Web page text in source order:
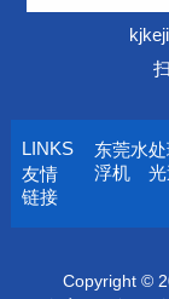
kjkeji
LINKS
友情
链接
东莞水
浮机
Copyright ©